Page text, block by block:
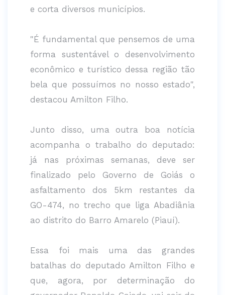
e corta diversos municípios.
"É fundamental que pensemos de uma
forma sustentável o desenvolvimento
econômico e turístico dessa região tão
bela que possuímos no nosso estado",
destacou Amilton Filho.
Junto disso, uma outra boa notícia
acompanha o trabalho do deputado:
já nas próximas semanas, deve ser
finalizado pelo Governo de Goiás o
asfaltamento dos 5km restantes da
GO-474, no trecho que liga Abadiânia
ao distrito do Barro Amarelo (Piauí).
Essa foi mais uma das grandes
batalhas do deputado Amilton Filho e
que, agora, por determinação do